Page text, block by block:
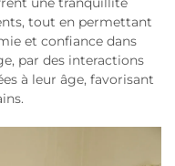
tout en permettant
et confiance dans
par des interactions
à leur âge, favorisant